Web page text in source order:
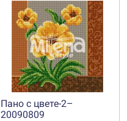
Пано с цвете-2–
20090809